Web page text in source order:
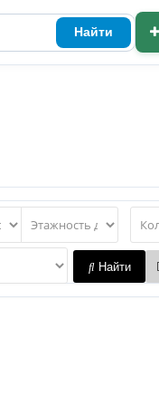
Найти
Найти